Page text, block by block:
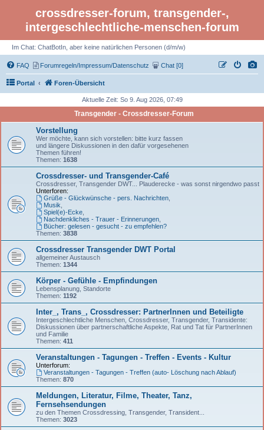
crossdresser-forum, transgender-,
intergeschlechtliche-menschen-forum
Im Chat: ChatBotIn, aber keine natürlichen Personen (d/m/w)
FAQ Forumregeln/Impressum/Datenschutz Chat [0]
Portal Foren-Übersicht
Aktuelle Zeit: So 9. Aug 2026, 07:49
Transgender - Crossdresser-Forum
Vorstellung
Wer möchte, kann sich vorstellen: bitte kurz fassen
und längere Diskussionen in den dafür vorgesehenen
Themen führen!
Themen: 1638
Crossdresser- und Transgender-Café
Crossdresser, Transgender DWT... Plauderecke - was sonst nirgendwo passt
Unterforen:
Grüße - Glückwünsche - pers. Nachrichten,
Musik
Spiel(e)-Ecke,
Nachdenkliches - Trauer - Erinnerungen,
Bücher: gelesen - gesucht - zu empfehlen?
Themen: 3838
Crossdresser Transgender DWT Portal
allgemeiner Austausch
Themen: 1344
Körper - Gefühle - Empfindungen
Lebensplanung, Standorte
Themen: 1192
Inter_, Trans_, Crossdresser: PartnerInnen und Beteiligte
Intergeschlechtliche Menschen, Crossdresser, Transgender, Transidente:
Diskussionen über partnerschaftliche Aspekte, Rat und Tat für PartnerInnen
und Familie
Themen: 411
Veranstaltungen - Tagungen - Treffen - Events - Kultur
Unterforum:
Veranstaltungen - Tagungen - Treffen (auto- Löschung nach Ablauf)
Themen: 870
Meldungen, Literatur, Filme, Theater, Tanz,
Fernsehsendungen
zu den Themen Crossdressing, Transgender, Transident...
Themen: 3023